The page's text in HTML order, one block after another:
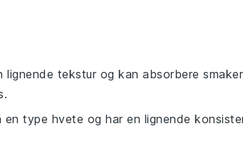
lignende tekstur og kan absorbere
en type hvete og har en lignende